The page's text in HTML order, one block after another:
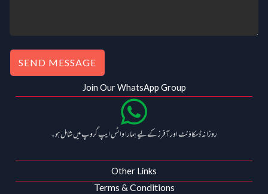
SEND MESSAGE
Join Our WhatsApp Group
روزانہ ڈسکاؤنٹ اور آفرز کے لیے ہمارا واٹس ایپ گروپ میں شامل ہو۔
Other Links
Terms & Conditions